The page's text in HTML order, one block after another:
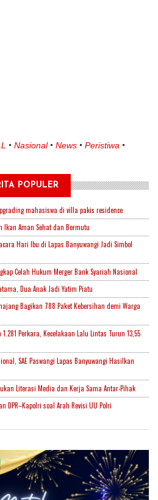
Nasional News
Peristiwa
POPULER
mahasiswa di villa pakis residence
Ikan Aman Sehat dan Bermutu
Hari Ibu di Lapas Banyuwangi Jadi Simbol
Celah Hukum Merger Bank Syariah Nasional
Dua Anak Jadi Yatim Piatu
Bagikan 788 Paket Kebersihan demi Warga
Perkara, Kecelakaan Lalu Lintas Turun 13,55
SAE Paswangi Lapas Banyuwangi Hasilkan
Literasi Media dan Kerja Sama Antar-Pihak
DPR–Kapolri soal Arah Revisi UU Polri